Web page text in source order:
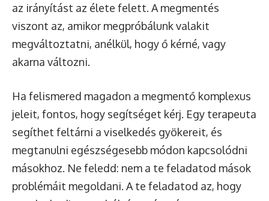
az irányítást az élete felett. A megmentés
viszont az, amikor megpróbálunk valakit
megváltoztatni, anélkül, hogy ő kérné, vagy
akarna változni.
Ha felismered magadon a megmentő komplexus
jeleit, fontos, hogy segítséget kérj. Egy terapeuta
segíthet feltárni a viselkedés gyökereit, és
megtanulni egészségesebb módon kapcsolódni
másokhoz. Ne feledd: nem a te feladatod mások
problémáit megoldani. A te feladatod az, hogy